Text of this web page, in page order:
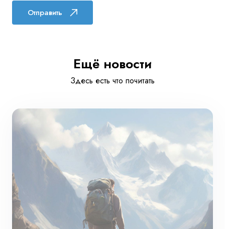
Отправить
Ещё новости
Здесь есть что почитать